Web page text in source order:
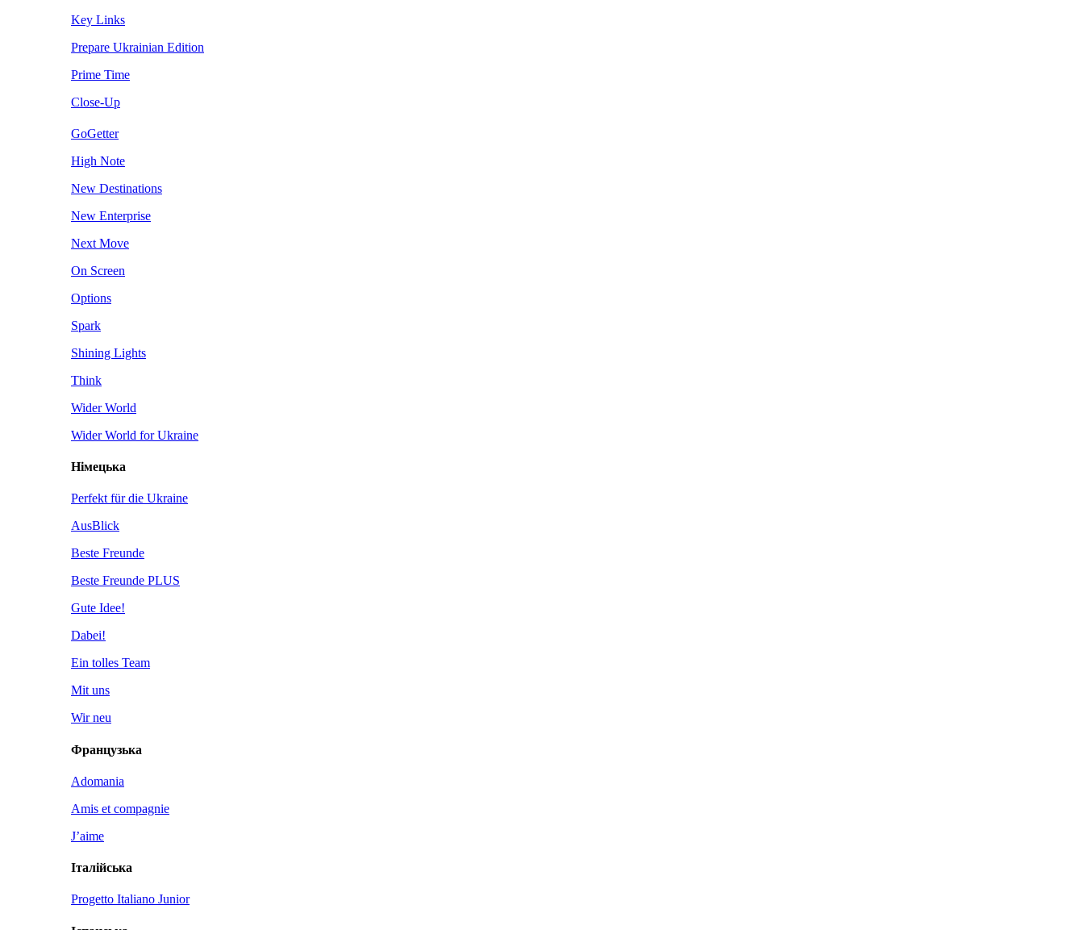
Key Links
Prepare Ukrainian Edition
Prime Time
Close-Up
GoGetter
High Note
New Destinations
New Enterprise
Next Move
On Screen
Options
Spark
Shining Lights
Think
Wider World
Wider World for Ukraine
Німецька
Perfekt für die Ukraine
AusBlick
Beste Freunde
Beste Freunde PLUS
Gute Idee!
Dabei!
Ein tolles Team
Mit uns
Wir neu
Французька
Adomania
Amis et compagnie
J’aime
Італійська
Progetto Italiano Junior